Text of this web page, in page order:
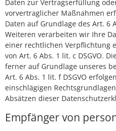
Daten zur Vertragserfüllung
vorvertraglicher Maßnahmen
Daten auf Grundlage des Art. 6
Weiteren verarbeiten wir Ihre
einer rechtlichen Verpflichtung
von Art. 6 Abs. 1 lit. c DSGVO.
ferner auf Grundlage unseres
Art. 6 Abs. 1 lit. f DSGVO
einschlägigen
Absätzen dieser
Empfänger von